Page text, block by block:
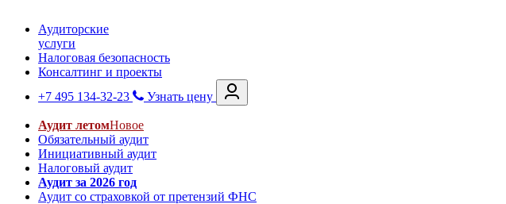
Аудиторские
услуги
Налоговая безопасность
Консалтинг и проекты
+7 495 134-32-23
Узнать цену
Аудит летомНовое
Обязательный аудит
Инициативный аудит
Налоговый аудит
Аудит за 2026 год
Аудит со страховкой от претензий ФНС